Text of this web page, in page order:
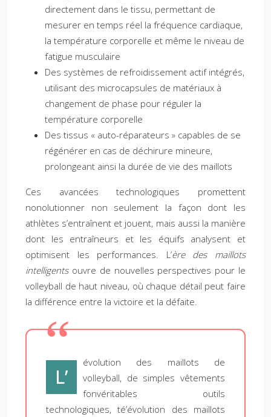
directement dans le tissu, permettant de
mesurer en temps réel la fréquence cardiaque,
la température corporelle et même le niveau de
fatigue musculaire
Des systèmes de refroidissement actif intégrés,
utilisant des microcapsules de matériaux à
changement de phase pour réguler la
température corporelle
Des tissus « auto-réparateurs » capables de se
régénérer en cas de déchirure mineure,
prolongeant ainsi la durée de vie des maillots
Ces avancées technologiques promettent
nonolutionner non seulement la façon dont les
athlètes s’entraînent et jouent, mais aussi la manière
dont les entraîneurs et les équifs analysent et
optimisent les performances. L’ère des maillots
intelligentsouvre de nouvelles perspectives pour le
volleyball de haut niveau, où chaque détail peut faire
la différence entre la victoire et la défaite.
L’
évolution des maillots de
volleyball, de simples vêtements
fonvéritables outils
technologiques, té’évolution des maillots